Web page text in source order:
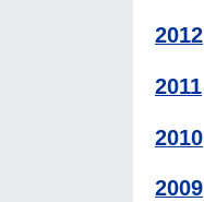
2012
2011
2010
2009